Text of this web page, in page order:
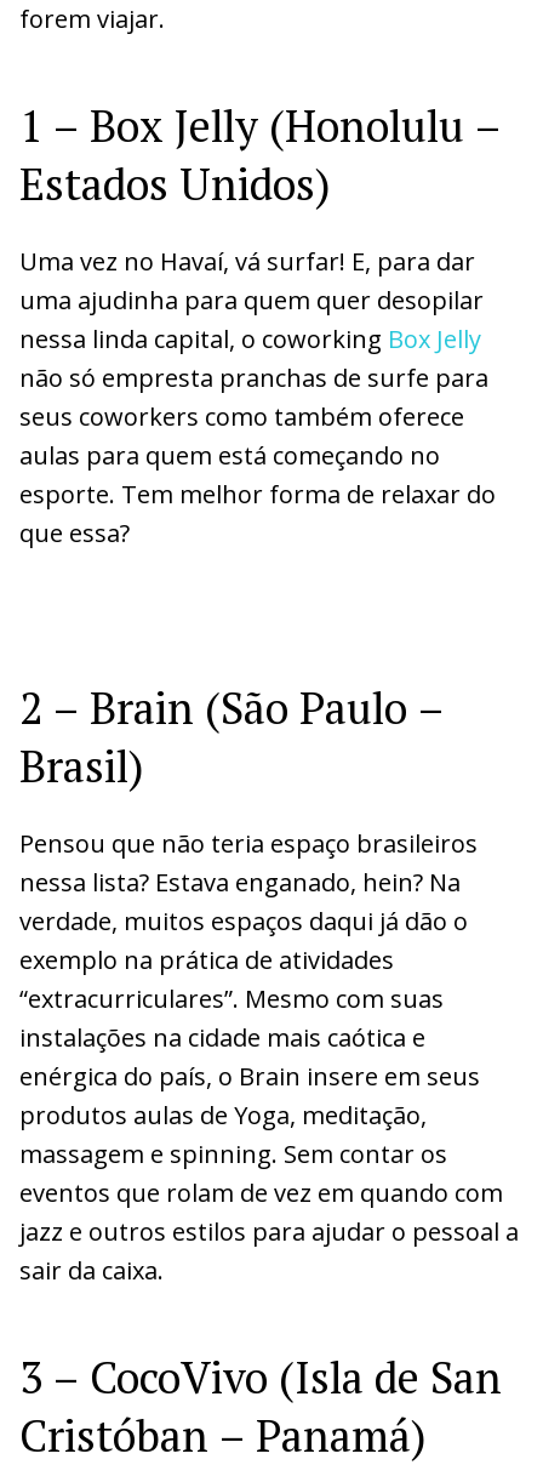
forem viajar.
1 – Box Jelly (Honolulu –
Estados Unidos)
Uma vez no Havaí, vá surfar! E, para dar
uma ajudinha para quem quer desopilar
nessa linda capital, o coworking Box Jelly
não só empresta pranchas de surfe para
seus coworkers como também oferece
aulas para quem está começando no
esporte. Tem melhor forma de relaxar do
que essa?
2 – Brain (São Paulo –
Brasil)
Pensou que não teria espaço brasileiros
nessa lista? Estava enganado, hein? Na
verdade, muitos espaços daqui já dão o
exemplo na prática de atividades
“extracurriculares”. Mesmo com suas
instalações na cidade mais caótica e
enérgica do país, o Brain insere em seus
produtos aulas de Yoga, meditação,
massagem e spinning. Sem contar os
eventos que rolam de vez em quando com
jazz e outros estilos para ajudar o pessoal a
sair da caixa.
3 – CocoVivo (Isla de San
Cristóban – Panamá)